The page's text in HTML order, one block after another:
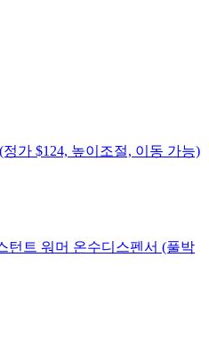
가 $124, 높이조절, 이동 가능)
턴트 워머 온수디스펜서 (풀박